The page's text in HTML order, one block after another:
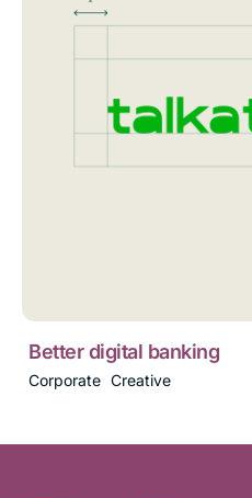
Better digital banking
Corporate Creative